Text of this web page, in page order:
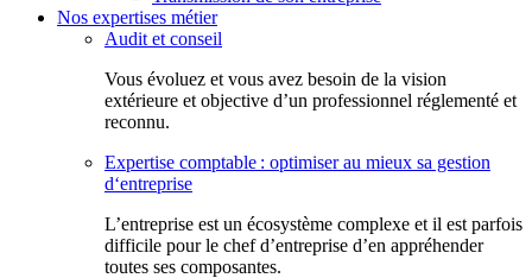
Nos expertises métier
Audit et conseil
Vous évoluez et vous avez besoin de la vision
extérieure et objective d’un professionnel réglementé et
reconnu.
Expertise comptable : optimiser au mieux sa gestion
d‘entreprise
L’entreprise est un écosystème complexe et il est parfois
difficile pour le chef d’entreprise d’en appréhender
toutes ses composantes.